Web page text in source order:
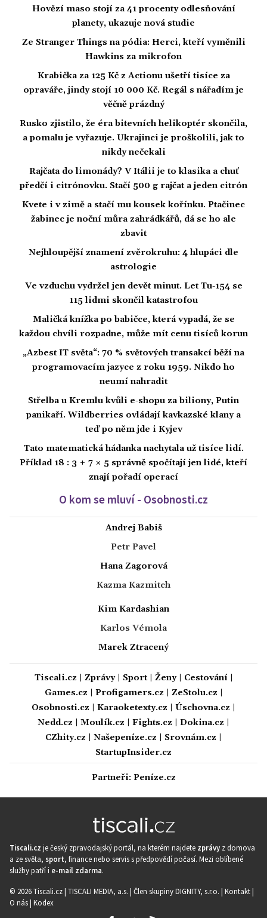
Hovězí maso stojí za 41 procenty odlesňování
planety, ukazuje nová studie
Ze Stranger Things na pódia: Herci, kteří vyměnili
Hawkins za mikrofon
Krabička za 125 Kč z Actionu ušetří tisíce za
opraváře, jindy stojí 10 000 Kč. Regál s nářadím je
věčně prázdný
Rusko zjistilo, že éra bitevních helikoptér skončila,
a pomalu je vyřazuje. Ukrajinci je proškolili, jak to
nikdy nečekali
Rajčata do limonády? V Itálii je to klasika a chuť
předčí i citrónovku. Stačí 500 g rajčat a jeden citrón
Kvete i v zimě a stačí mu kousek kořínku. Ptačinec
žabinec je noční můra zahrádkářů, dá se ho ale
zbavit
Nejhloupější znamení zvěrokruhu: 4 hlupáci dle
astrologie
Ve vzduchu vydržel jen devět minut. Let Tu-154 se
115 lidmi skončil katastrofou
Maličká knížka po babičce, která vypadá, že se
každou chvíli rozpadne, může mít cenu tisíců korun
„Azbest IT světa“: 70 % světových transakcí běží na
programovacím jazyce z roku 1959. Nikdo ho
neumí nahradit
Střelba u Kremlu kvůli e-shopu za biliony, Putin
panikaří. Wildberries ovládají kavkazské klany a
teď po něm jde i Kyjev
Tato matematická hádanka nachytala už tisíce lidí.
Příklad 18 : 3 + 7 × 5 správně spočítají jen lidé, kteří
znají pořadí operací
O kom se mluví - Osobnosti.cz
Andrej Babiš
Petr Pavel
Hana Zagorová
Kazma Kazmitch
Kim Kardashian
Karlos Vémola
Marek Ztracený
Tiscali.cz Zprávy| Sport| Ženy| Cestování|
Games.cz
Profigamers.cz ZeStolu.cz
Osobnosti.cz
Karaoketexty.cz Úschovna.cz
Nedd.cz
Moulík.cz Fights.cz Dokina.cz
CZhity.cz
Našepeníze.cz Srovnám.cz
StartupInsider.cz
Partneři: Peníze.cz
Tiscali.cz je český zpravodajský portál, na kterém najdete zprávy z domova
a ze světa, sport, finance nebo servis s předpovědí počasí. Mezi oblíbené
služby patří i e-mail zdarma.
© 2026 Tiscali.cz | TISCALI MEDIA, a.s. | Člen skupiny DIGNITY, s.r.o. | Kontakt|
O nás| Kodex